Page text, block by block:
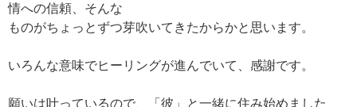
情への信頼、そんな
ものがちょっとずつ芽吹いてきたからかと思います。
いろんな意味でヒーリングが進んでいて、感謝です。
願いは叶っているので、「彼」と一緒に住み始めました